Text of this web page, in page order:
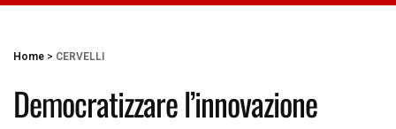
Home > CERVELLI
Democratizzare l’innovazione